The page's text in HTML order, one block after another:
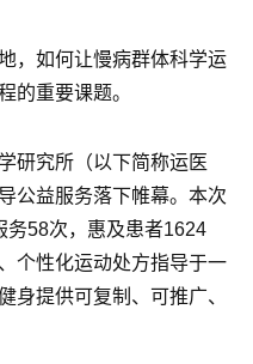
，如何让慢病群体科学运
的重要课题。
研究所（以下简称运医
公益服务落下帷幕。本次
务58次，惠及患者1624
个性化运动处方指导于一
身提供可复制、可推广、